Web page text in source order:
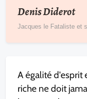
Denis Diderot
Jacques le Fataliste et
A égalité d'esprit
riche ne doit